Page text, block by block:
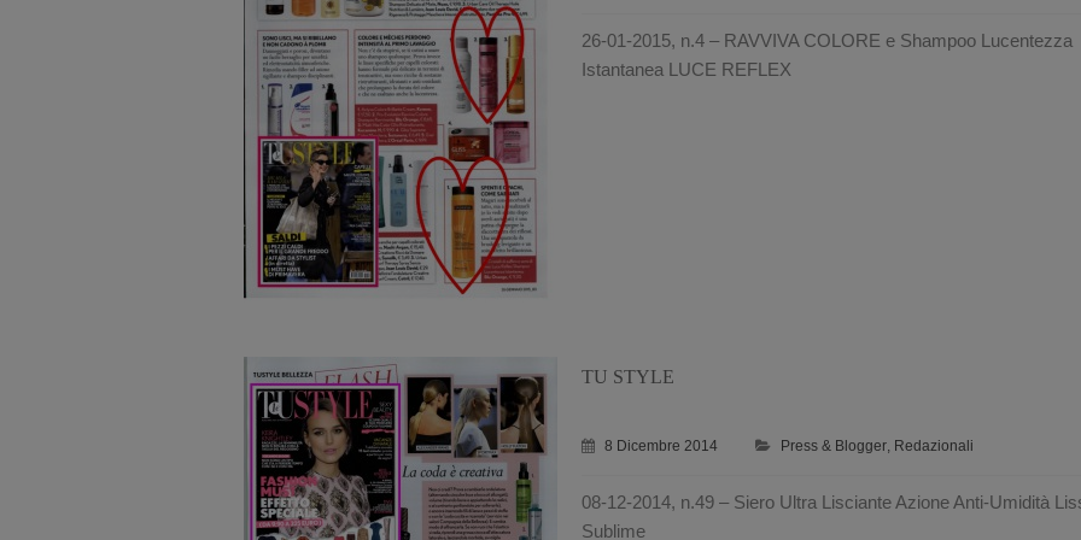
26-01-2015, n.4 – RAVVIVA COLORE e Shampoo Lucentezza
Istantanea LUCE REFLEX
TU STYLE
8 Dicembre 2014 Press & Blogger, Redazionali
08-12-2014, n.49 – Siero Ultra Lisciante Azione Anti-Umidità
Sublime